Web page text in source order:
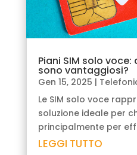
Piani SIM solo
sono vantaggiosi?
Gen 15, 2025 |
Le SIM solo voce
soluzione ideale per
principalmente per
LEGGI TUTTO